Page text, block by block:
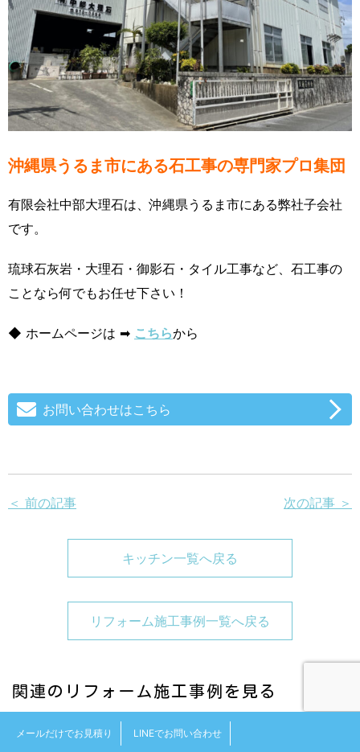
沖縄県うるま市にある石工事の専門家プロ集団
有限会社中部大理石は、沖縄県うるま市にある弊社子会社
です。
琉球石灰岩・大理石・御影石・タイル工事など、石工事の
ことなら何でもお任せ下さい！
◆ ホームページは ➡ こちらから
お問い合わせはこちら
＜ 前の記事 次の記事 ＞
キッチン一覧へ戻る
リフォーム施工事例一覧へ戻る
関連のリフォーム施工事例を見る
メールだけでお見積り LINEでお問い合わせ